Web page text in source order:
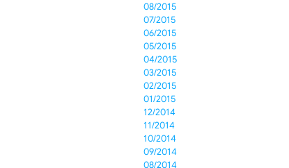
08/2015
07/2015
06/2015
05/2015
04/2015
03/2015
02/2015
01/2015
12/2014
11/2014
10/2014
09/2014
08/2014